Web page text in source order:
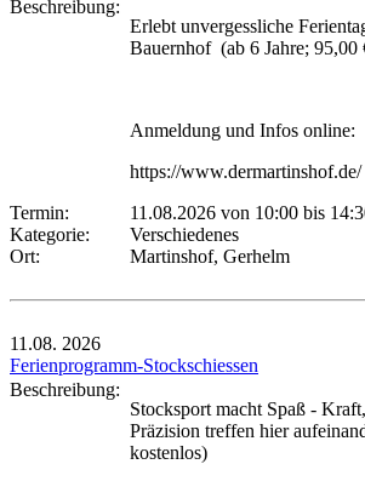
Beschreibung:
Erlebt unvergessliche
Bauernhof (ab 6 Jahre; 95,00
Anmeldung und Infos online:
https://www.dermartinshof.de/
Termin:
11.08.2026 von 10:00 bis
Kategorie:
Verschiedenes
Ort:
Martinshof, Gerhelm
11.08. 2026
Ferienprogramm-Stockschiessen
Beschreibung:
Stocksport macht Spaß -
Präzision treffen hier
kostenlos)